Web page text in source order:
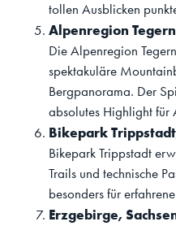
tollen Ausblicken
Alpenregion
Die Alpenregion
spektakuläre
Bergpanorama. Der
absolutes Highlight für
Bikepark
Bikepark Trippstadt
Trails und technische
besonders für
Erzgebirge,